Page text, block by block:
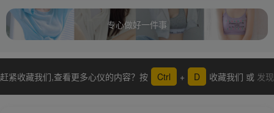
专心做好一件事
赶紧收藏我们,查看更多心仪的内容？按 Ctrl + D 收藏我们 或 发现